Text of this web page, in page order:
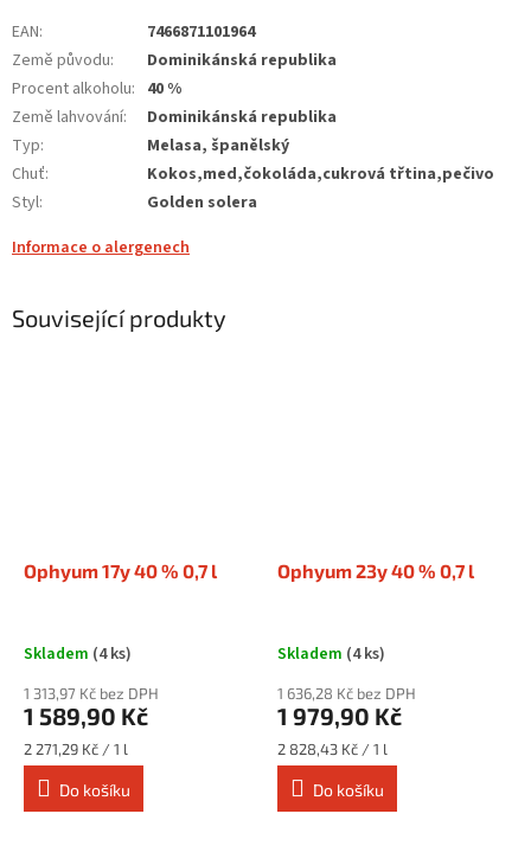
EAN:
7466871101964
Země původu:
Dominikánská republika
Procent alkoholu: 40 %
Země lahvování:
Dominikánská republika
Typ:
Melasa, španělský
Chuť:
Kokos,med,čokoláda,cukrová třtina,pečivo
Styl:
Golden solera
Informace o alergenech
Související produkty
Ophyum 17y 40 % 0,7 l
Skladem (4 ks)
1 313,97 Kč bez DPH
1 589,90 Kč
Měrná
cena:
2 271,29 Kč / 1 l
Do košíku
Ophyum 23y 40 % 0,7 l
Skladem (4 ks)
1 636,28 Kč bez DPH
1 979,90 Kč
Měrná
cena:
2 828,43 Kč / 1 l
Do košíku